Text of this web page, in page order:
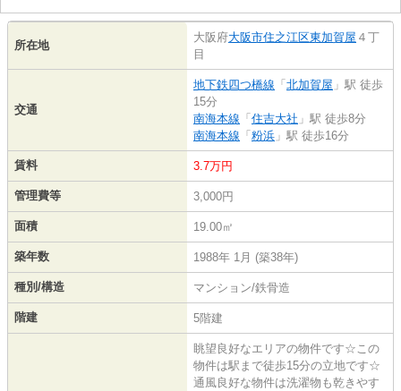
所在地
大阪府大阪市住之江区東加賀屋 ４丁
目
交通
地下鉄四つ橋線 「 北加賀屋 」駅 徒歩
15分
南海本線 「 住吉大社 」駅 徒歩8分
南海本線 「 粉浜 」駅 徒歩16分
賃料 3.7万円
管理費等 3,000円
面積 19.00㎡
築年数 1988年 1月 (築38年)
種別/構造 マンション/鉄骨造
階建 5階建
眺望良好なエリアの物件です☆この
物件は駅まで徒歩15分の立地です☆
通風良好な物件は洗濯物も乾きやす